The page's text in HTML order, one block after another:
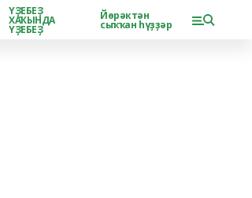
ҮҘЕБЕҘ
ХАҠЫНДА
ҮҘЕБЕҘ
Йөрәктән
сыҡҡан һүҙҙәр